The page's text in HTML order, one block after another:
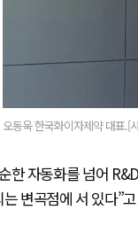
오동욱 한국화이자제약 대표.[
한 자동화를 넘어
변곡점에 서 있다”